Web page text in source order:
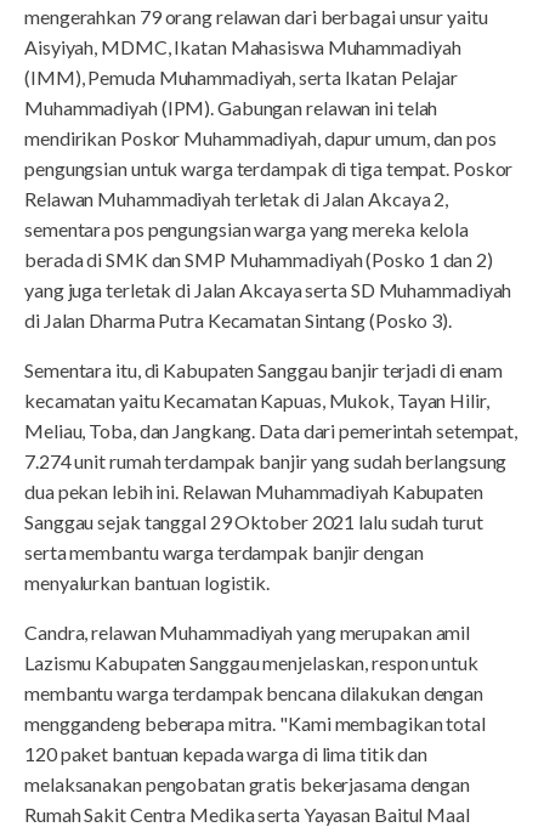
mengerahkan 79 orang relawan dari berbagai unsur yaitu
Aisyiyah, MDMC, Ikatan Mahasiswa Muhammadiyah
(IMM), Pemuda Muhammadiyah, serta Ikatan Pelajar
Muhammadiyah (IPM). Gabungan relawan ini telah
mendirikan Poskor Muhammadiyah, dapur umum, dan pos
pengungsian untuk warga terdampak di tiga tempat. Poskor
Relawan Muhammadiyah terletak di Jalan Akcaya 2,
sementara pos pengungsian warga yang mereka kelola
berada di SMK dan SMP Muhammadiyah (Posko 1 dan 2)
yang juga terletak di Jalan Akcaya serta SD Muhammadiyah
di Jalan Dharma Putra Kecamatan Sintang (Posko 3).
Sementara itu, di Kabupaten Sanggau banjir terjadi di enam
kecamatan yaitu Kecamatan Kapuas, Mukok, Tayan Hilir,
Meliau, Toba, dan Jangkang. Data dari pemerintah setempat,
7.274 unit rumah terdampak banjir yang sudah berlangsung
dua pekan lebih ini. Relawan Muhammadiyah Kabupaten
Sanggau sejak tanggal 29 Oktober 2021 lalu sudah turut
serta membantu warga terdampak banjir dengan
menyalurkan bantuan logistik.
Candra, relawan Muhammadiyah yang merupakan amil
Lazismu Kabupaten Sanggau menjelaskan, respon untuk
membantu warga terdampak bencana dilakukan dengan
menggandeng beberapa mitra. "Kami membagikan total
120 paket bantuan kepada warga di lima titik dan
melaksanakan pengobatan gratis bekerjasama dengan
Rumah Sakit Centra Medika serta Yayasan Baitul Maal